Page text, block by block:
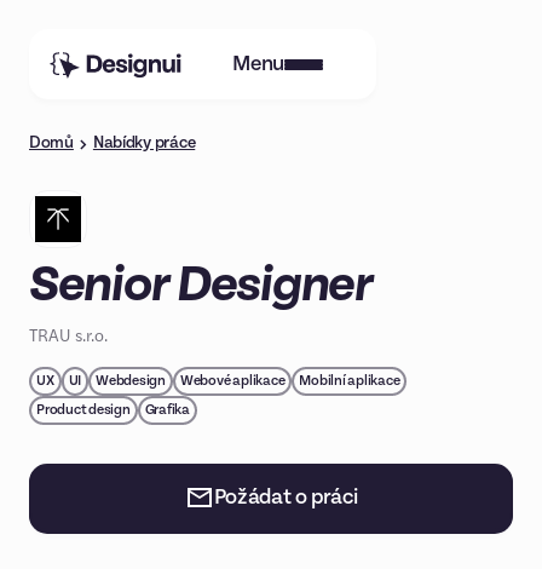
Menu
Domů Nabídky práce
Senior Designer
TRAU s.r.o.
UX UI Webdesign Webové aplikace
Mobilní aplikace
Product design
Grafika
Požádat o práci